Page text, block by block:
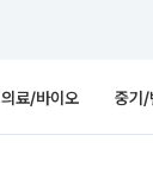
의료/바이오 중기/